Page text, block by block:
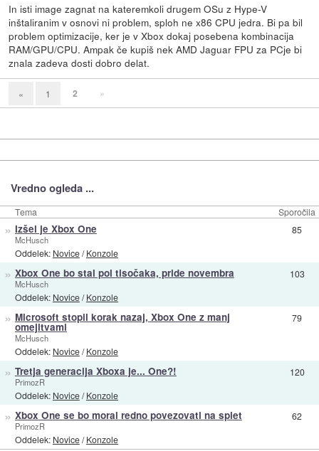
In isti image zagnat na kateremkoli drugem OSu z Hype-V
inštaliranim v osnovi ni problem, sploh ne x86 CPU jedra. Bi pa bil
problem optimizacije, ker je v Xbox dokaj posebena kombinacija
RAM/GPU/CPU. Ampak če kupiš nek AMD Jaguar FPU za PCje bi
znala zadeva dosti dobro delat.
« 1 2 »
Vredno ogleda ...
Tema Sporočila
» Izšel je Xbox One
McHusch
Oddelek: Novice/Konzole
85
» Xbox One bo stal pol tisočaka, pride novembra
McHusch
Oddelek: Novice/Konzole
103
» Microsoft stopil korak nazaj, Xbox One z manj
omejitvami
McHusch
Oddelek: Novice/Konzole
79
» Tretja generacija Xboxa je... One?!
PrimozR
Oddelek: Novice/Konzole
120
» Xbox One se bo moral redno povezovati na splet
PrimozR
Oddelek: Novice/Konzole
62